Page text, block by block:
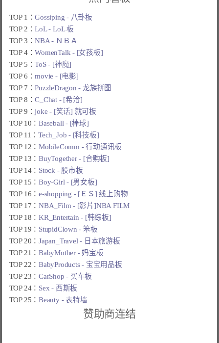
TOP 1：Gossiping - 八卦板
TOP 2：LoL - LoL 板
TOP 3：NBA - ＮＢＡ
TOP 4：WomenTalk - [女孩板]
TOP 5：ToS - [神魔]
TOP 6：movie - [电影]
TOP 7：PuzzleDragon - 龙族拼图
TOP 8：C_Chat - [希洽]
TOP 9：joke - [笑话] 就可板
TOP 10：Baseball - [棒球]
TOP 11：Tech_Job - [科技板]
TOP 12：MobileComm - 行动通讯板
TOP 13：BuyTogether - [合购板]
TOP 14： Stock - 股市板
TOP 15：Boy-Girl - [男女板]
TOP 16：e-shopping - [ＥＳ] 线上购物
TOP 17：NBA_Film - [影片]NBA FILM
TOP 18：KR_Entertain - [韩综板]
TOP 19： StupidClown - 笨板
TOP 20：Japan_Travel - 日本旅游板
TOP 21：BabyMother - 妈宝板
TOP 22：BabyProducts - 宝宝用品板
TOP 23：CarShop - 买车板
TOP 24： Sex - 西斯板
TOP 25：Beauty - 表特墙
赞助商连结